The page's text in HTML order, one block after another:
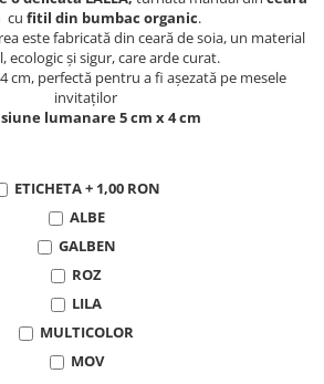
cu fitil din bumbac organic.
este fabricată din ceară de soia, un material
ecologic și sigur, care arde curat.
cm, perfectă pentru a fi așezată pe mesele
invitaților
lumanare 5 cm x 4 cm
ETICHETA + 1,00 RON
ALBE
GALBEN
ROZ
LILA
MULTICOLOR
MOV